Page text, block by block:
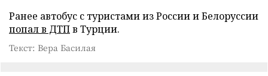
Ранее автобус с туристами из России и Белоруссии
попал в ДТПв Турции.
Текст: Вера Басилая